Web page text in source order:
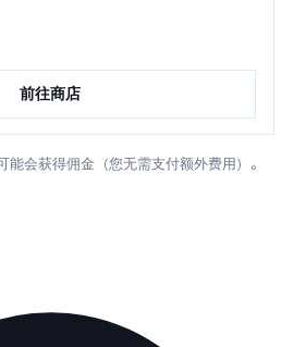
前往商店
会获得佣金（您无需支付额外费用）。